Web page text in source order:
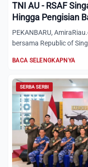
TNI AU - RSAF
Hingga Pengisian
PEKANBARU,
bersama Republic of
BACA SELENGKAPNYA
SERBA SERBI